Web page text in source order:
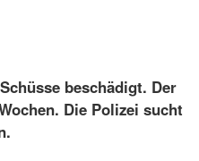
beschädigt. Der
Die Polizei sucht